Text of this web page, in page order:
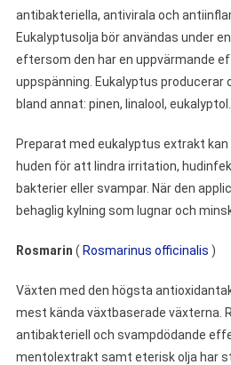
antibakteriella, antivirala och
Eukalyptusolja bör användas under
eftersom den har en uppvärmande
uppspänning. Eukalyptus producerar
bland annat: pinen, linalool, eukalyptol.
Preparat med eukalyptus extrakt
huden för att lindra irritation,
bakterier eller svampar. När den
behaglig kylning som lugnar och
Rosmarin ( Rosmarinus officinalis )
Växten med den högsta
mest kända växtbaserade växterna.
antibakteriell och svampdödande
mentolextrakt samt eterisk olja har